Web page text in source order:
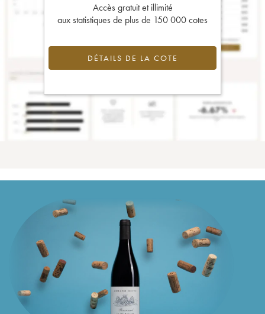
Accès gratuit et illimité
aux statistiques de plus de 150 000 cotes
DÉTAILS DE LA COTE